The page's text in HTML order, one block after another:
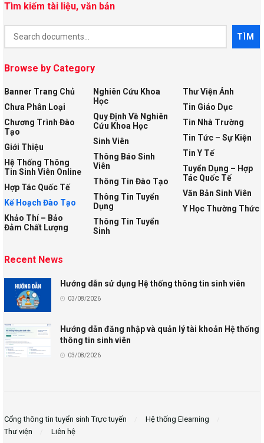
Tìm kiếm tài liệu, văn bản
Document
TÌM
Browse by Category
Banner Trang Chủ
Chưa Phân Loại
Chương Trình Đào
Tạo
Giới Thiệu
Hệ Thống Thông
Tin Sinh Viên Online
Hợp Tác Quốc Tế
Kế Hoạch Đào Tạo
Khảo Thí – Bảo
Đảm Chất Lượng
Nghiên Cứu Khoa
Học
Quy Định Về Nghiên
Cứu Khoa Học
Sinh Viên
Thông Báo Sinh
Viên
Thông Tin Đào Tạo
Thông Tin Tuyển
Dụng
Thông Tin Tuyển
Sinh
Thư Viện Ảnh
Tin Giáo Dục
Tin Nhà Trường
Tin Tức – Sự Kiện
Tin Y Tế
Tuyển Dụng – Hợp
Tác Quốc Tế
Văn Bản Sinh Viên
Y Học Thường Thức
Recent News
Hướng dẫn sử dụng Hệ thống thông tin sinh viên
03/08/2026
Hướng dẫn đăng nhập và quản lý tài khoản Hệ thống
thông tin sinh viên
03/08/2026
Cổng thông tin tuyển sinh Trực tuyến
Hệ thống Elearning
Thư viện
Liên hệ